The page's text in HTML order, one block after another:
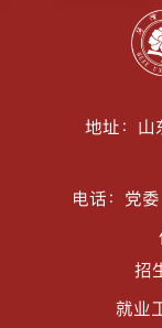
地址：山
电话：党
招
就业